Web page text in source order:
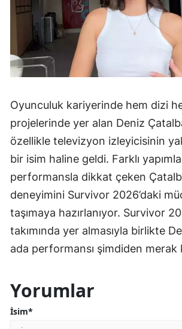
Oyunculuk kariyerinde hem dizi
projelerinde yer alan Deniz
özellikle televizyon izleyicisinin
bir isim haline geldi. Farklı
performansla dikkat çeken
deneyimini Survivor 2026’daki
taşımaya hazırlanıyor. Survivor
takımında yer almasıyla birlikte
ada performansı şimdiden merak
Yorumlar
İsim*